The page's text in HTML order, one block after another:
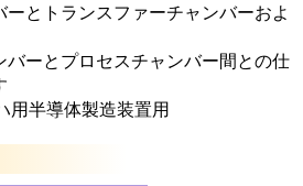
ーとトランスファーチャンバーおよ
バーとプロセスチャンバー間との仕
用半導体製造装置用